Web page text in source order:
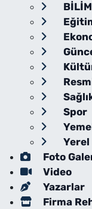
Spor
Yerel
Foto
Video
Yazarlar
Firma